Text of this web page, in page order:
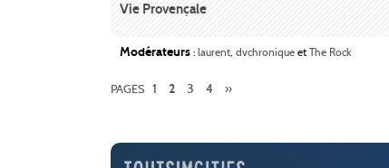
Vie Provençale
Modérateurs : laurent, dvchronique et The Rock
PAGES 1 2 3 4 »